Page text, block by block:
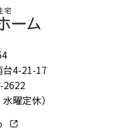
4-21-17
2622
曜定休）